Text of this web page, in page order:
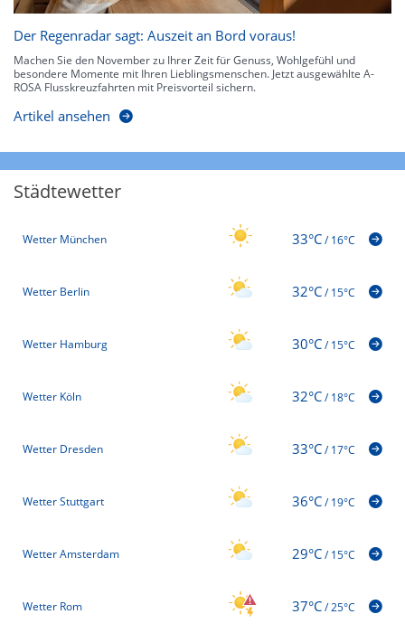
Der Regenradar sagt: Auszeit an Bord voraus!
Machen Sie den November zu Ihrer Zeit für Genuss, Wohlgefühl und
besondere Momente mit Ihren Lieblingsmenschen. Jetzt ausgewählte A-
ROSA Flusskreuzfahrten mit Preisvorteil sichern.
Artikel ansehen
Städtewetter
Wetter München 33°C/16°C
Wetter Berlin 32°C/15°C
Wetter Hamburg 30°C/15°C
Wetter Köln 32°C/18°C
Wetter Dresden 33°C/17°C
Wetter Stuttgart 36°C/19°C
Wetter Amsterdam 29°C/15°C
Wetter Rom 37°C/25°C